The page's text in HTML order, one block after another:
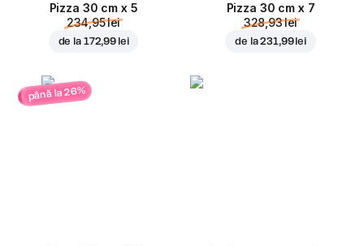
Pizza 30 cm x 5
234,95 lei
de la 172,99 lei
Pizza 30 cm x 7
328,93 lei
de la231,99 lei
până la 26%